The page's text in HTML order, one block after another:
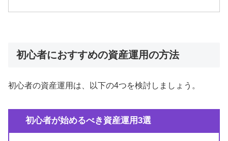
初心者におすすめの資産運用の方法
初心者の資産運用は、以下の4つを検討しましょう。
初心者が始めるべき資産運用3選